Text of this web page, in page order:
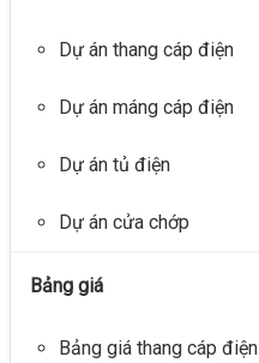
Dự án thang cáp điện
Dự án máng cáp điện
Dự án tủ điện
Dự án cửa chớp
Bảng giá
Bảng giá thang cáp điện